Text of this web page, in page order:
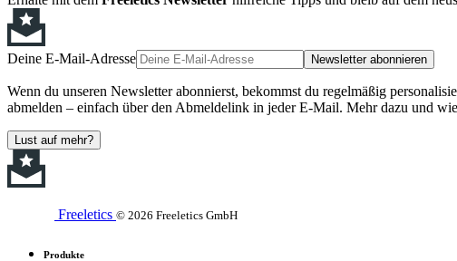
Deine E-Mail-Adresse Newsletter abonnieren
Wenn du unseren Newsletter abonnierst, bekommst du regelmäßig
abmelden – einfach über den Abmeldelink in jeder E-Mail. Mehr dazu und
Lust auf mehr?
Freeletics © 2026 Freeletics GmbH
Produkte